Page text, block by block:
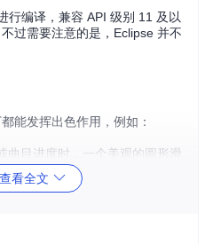
行编译，兼容 API 级别 11 及以
过需要注意的是，Eclipse 并不
能发挥出色作用，例如：
曲目进度时，一个美观的圆形滑
灵敏度等参数，提供更有趣的交
看全文